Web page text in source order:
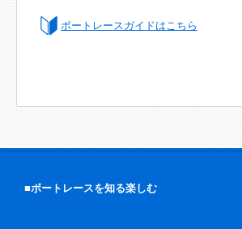
ボートレースガイドはこちら
■ボートレースを知る楽しむ